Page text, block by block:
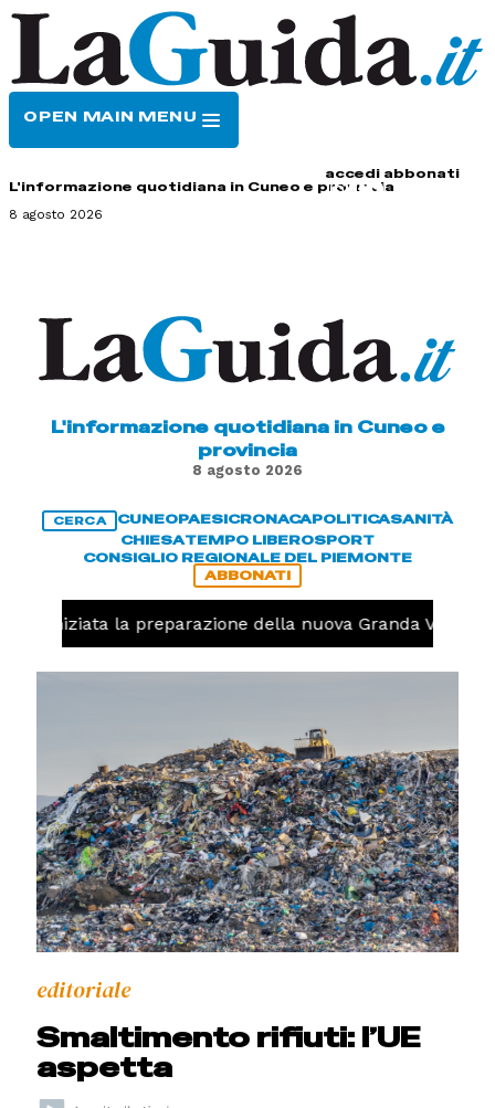
OPEN MAIN MENU
accedi abbonati
L'informazione quotidiana in Cuneo e provincia
8 agosto 2026
L'informazione quotidiana in Cuneo e
provincia
8 agosto 2026
CERCA CUNEOPAESICRONACAPOLITICASANITÀ
CHIESATEMPO LIBEROSPORT
CONSIGLIO REGIONALE DEL PIEMONTE
ABBONATI
iniziata la preparazione della nuova Granda Volley
editoriale
Smaltimento rifiuti: l’UE
aspetta